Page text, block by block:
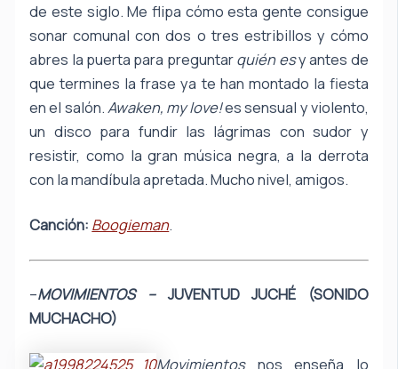
de este siglo. Me flipa cómo esta gente consigue
sonar comunal con dos o tres estribillos y cómo
abres la puerta para preguntarquién esy antes de
que termines la frase ya te han montado la fiesta
en el salón.Awaken, my love!es sensual y violento,
un disco para fundir las lágrimas con sudor y
resistir, como la gran música negra, a la derrota
con la mandíbula apretada. Mucho nivel, amigos.
Canción: Boogieman.
–MOVIMIENTOS –JUVENTUD JUCHÉ (SONIDO
MUCHACHO)
Movimientos nos enseña lo